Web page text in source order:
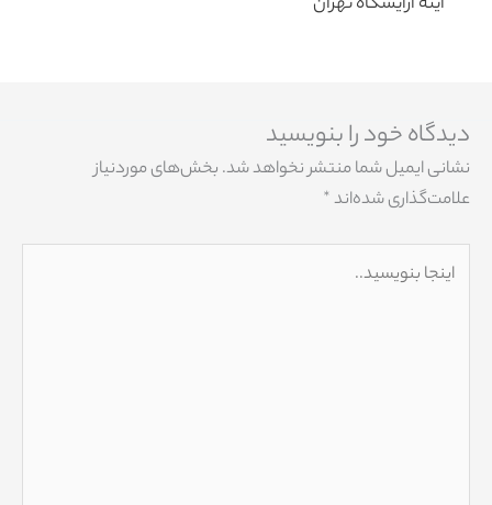
دیدگاه‌ خود را بنویسید
نشانی ایمیل شما منتشر نخواهد شد.بخش‌های موردنیاز
علامت‌گذاری شده‌اند*
اینجا
بنویسید..